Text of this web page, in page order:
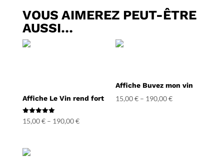
VOUS AIMEREZ PEUT-ÊTRE
AUSSI…
Affiche Le Vin rend fort
Note
5.00
15,00€– 190,00€
Affiche Buvez mon vin
15,00€ – 190,00€